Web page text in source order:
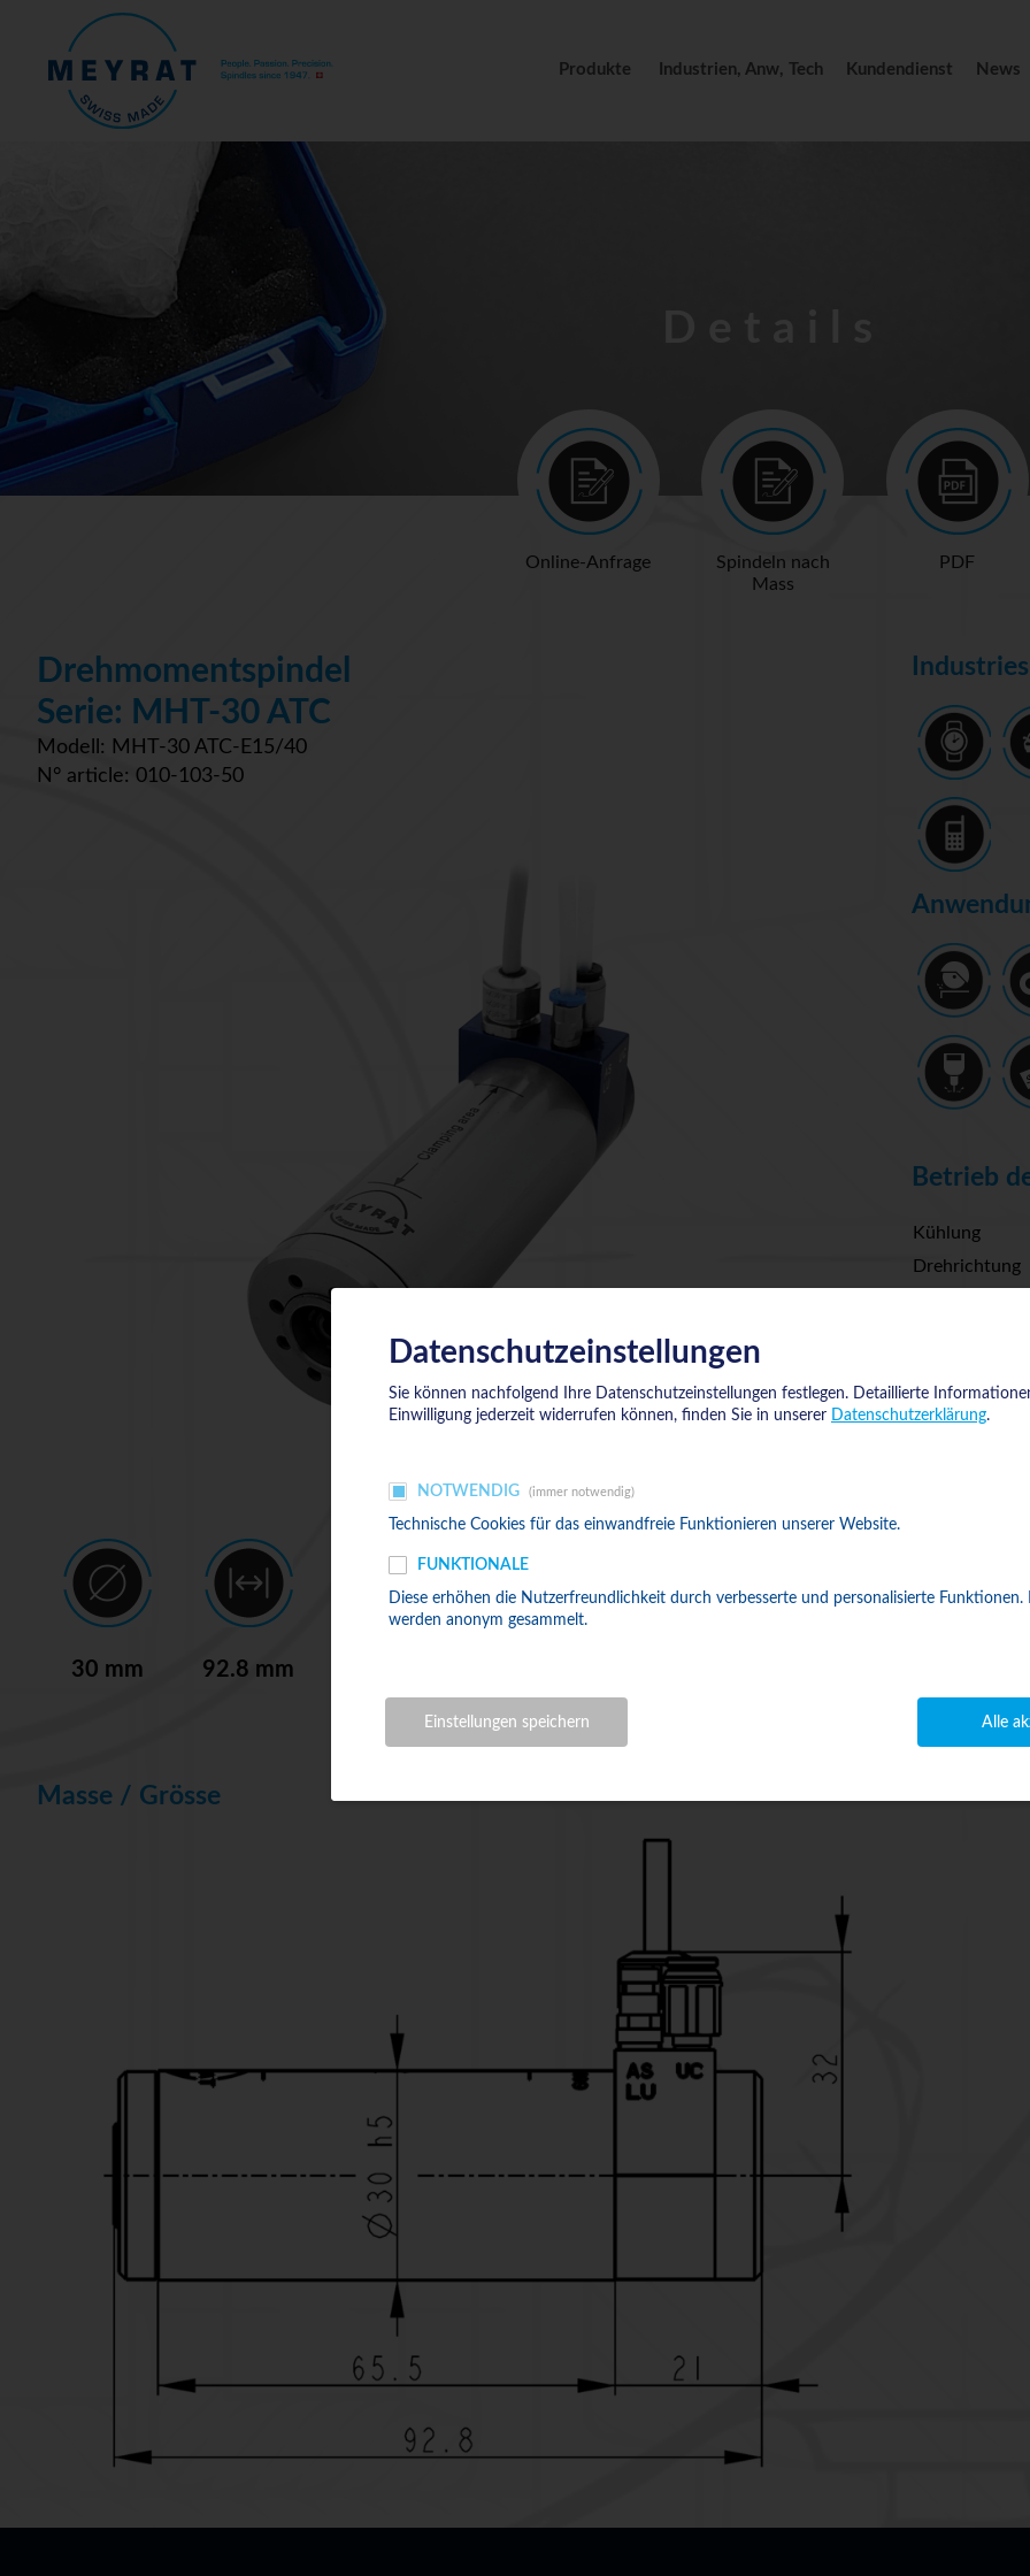
Produkte Industrien, Anw, Tech Kundendienst News
Online-Anfrage
Spindeln nach
Mass
PDF
Drehmomentspindel
Serie: MHT-30 ATC
Modell: MHT-30 ATC-E15/40
N° article: 010-103-50
30 mm 92.8 mm
rpm
Masse / Grösse
Industries
Betrieb
Kühlung
Drehrichtung
12 bars Tool
Datenschutzeinstellungen
Sie können nachfolgend Ihre Datenschutzeinstellungen festlegen.
Detaillierte
Einwilligung jederzeit widerrufen können, finden Sie in unserer Datenschutzerklärung.
NOTWENDIG (immer notwendig)
Technische Cookies für das einwandfreie Funktionieren unserer Website.
FUNKTIONALE
Diese erhöhen die Nutzerfreundlichkeit durch verbesserte und personalisierte
werden anonym gesammelt.
Einstellungen speichern Alle